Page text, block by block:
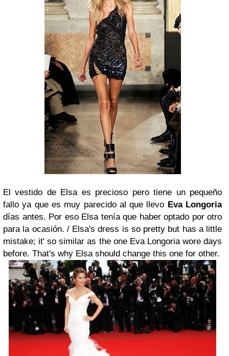
El vestido de Elsa es precioso pero tiene un pequeño
fallo ya que es muy parecido al que llevo Eva Longoria
días antes. Por eso Elsa tenía que haber optado por otro
para la ocasión. / Elsa's dress is so pretty but has a little
mistake; it' so similar as the one Eva Longoria wore days
before. That's why Elsa should change this one for other.